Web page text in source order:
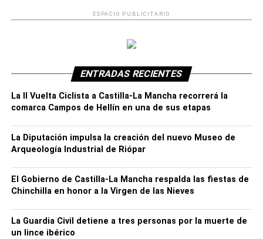
De hecho, ha afirmado que “el éxito de esta Feria, como
ya se demostró en la pasada edición, es poner en valor el
origen, la etnografía, las costumbres, la naturaleza… de
ESPACIO PUBLICITARIO
ENTRADAS RECIENTES
La II Vuelta Ciclista a Castilla-La Mancha recorrerá la
comarca Campos de Hellín en una de sus etapas
La Diputación impulsa la creación del nuevo Museo de
Arqueología Industrial de Riópar
El Gobierno de Castilla-La Mancha respalda las fiestas de
Chinchilla en honor a la Virgen de las Nieves
La Guardia Civil detiene a tres personas por la muerte de
un lince ibérico